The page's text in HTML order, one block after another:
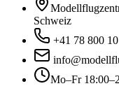
Schweiz
+41 78 800
Mo–Fr